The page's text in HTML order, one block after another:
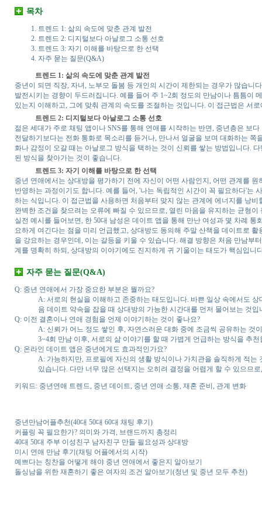
목차
트렌드 1: 삶의 속도에 맞춘 관계 발전
트렌드 2: 디지털보다 아날로그 소통 선호
트렌드 3: 자기 이해를 바탕으로 한 선택
자주 묻는 질문(Q&A)
트렌드 1: 삶의 속도에 맞춘 관계 발전
중년이 되면 직장, 자녀, 노부모 돌봄 등 개인의 시간이 제한되는 경우가 많습
발전시키는 경향이 두드러집니다. 예를 들어 주 1~2회 정도의 만남이나 틈틈이
있는지 이해하고, 그에 맞춰 관계의 속도를 조절하는 것입니다. 이 접근법은 서
트렌드 2: 디지털보다 아날로그 소통 선호
젊은 세대가 주로 채팅 앱이나 SNS를 통해 연애를 시작하는 반면, 중년층은 보
전달하기보다는 전화 통화로 목소리를 듣거나, 만나서 얼굴을 보며 대화하는
화나 감정이 오갈 때는 아날로그 방식을 택하는 것이 신뢰를 쌓는 방법입니다.
된 방식을 찾아가는 것이 좋습니다.
트렌드 3: 자기 이해를 바탕으로 한 선택
중년 연애에서는 상대방을 평가하기 전에 자신이 어떤 사람인지, 어떤 관계를
반영하는 과정이기도 합니다. 예를 들어, '나는 독립적인 시간이 꼭 필요하다'는
하는 식입니다. 이 접근법을 사용하면 처음부터 맞지 않는 관계에 에너지를 낭
완벽한 조건을 찾으려는 오류에 빠질 수 있으므로, 열린 마음을 유지하는 균형이
실전 예시를 들어보면, 한 50대 남성은 데이트 앱을 통해 만난 여성과 몇 차례
요하게 여긴다는 점을 미리 언급했고, 상대방도 동의해 주말 산책을 데이트로
을 강요하는 경우인데, 이는 갈등을 키울 수 있습니다. 해결 방향은 처음 만남
계를 명확히 하되, 상대방의 이야기에도 진지하게 귀 기울이는 태도가 핵심입니
자주 묻는 질문(Q&A)
Q: 중년 연애에서 가장 중요한 부분은 뭘까요?
A: 서로의 현실을 이해하고 존중하는 태도입니다. 바쁜 일상 속에서도
음 데이트 약속을 잡을 때 상대방의 가능한 시간대를 먼저 물어보는 것입
Q: 이전 결혼이나 연애 경험을 언제 이야기하는 것이 좋나요?
A: 신뢰가 어느 정도 쌓인 후, 자연스러운 대화 중에 조금씩 공유하는
3~4회 만남 이후, 서로의 삶 이야기를 할 때 가볍게 언급하는 방식을 추천
Q: 온라인 데이트 앱은 중년에게도 효과적인가요?
A: 가능하지만, 프로필에 자신의 생활 방식이나 가치관을 솔직하게 적
있습니다. 다만 너무 많은 선택지는 오히려 결정을 어렵게 할 수 있으므
키워드: 중년연애 트렌드, 중년 데이트, 중년 연애 소통, 재혼 준비, 관계 변화
중년만남어플추천(40대 50대 60대 채팅 후기)
커플링 꼭 필요한가? 의미와 가격, 브랜드까지 총정리
40대 50대 주부 이성친구 남자친구 만들 필요성과 상대방
미시 연애 만남 후기(채팅 어플에서의 시작)
예쁘다는 칭찬을 어떻게 해야 중년 연애에서 좋은지 알아보기
돌싱남을 위한 재혼하기 좋은 여자의 조건 알아보기(청년 및 중년 모두 추천)